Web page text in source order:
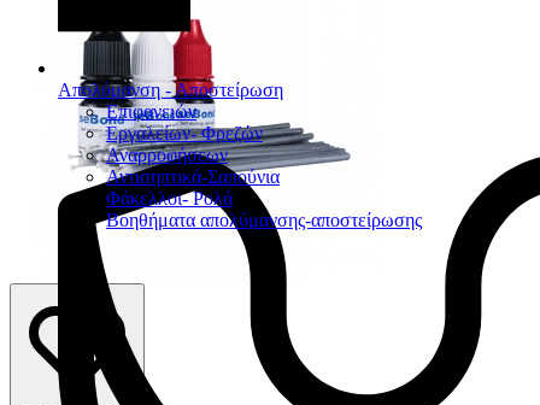
Απολύμανση - Αποστείρωση
Επιφανειών
Εργαλείων- Φρεζών
Αναρροφήσεων
Αντισηπτικά-Σαπούνια
Φάκελλοι- Ρολά
Βοηθήματα απολύμανσης-αποστείρωσης